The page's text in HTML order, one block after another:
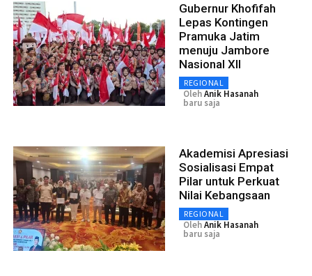
Gubernur Khofifah
Lepas Kontingen
Pramuka Jatim
menuju Jambore
Nasional XII
REGIONAL
OlehAnik Hasanah
baru saja
Akademisi Apresiasi
Sosialisasi Empat
Pilar untuk Perkuat
Nilai Kebangsaan
REGIONAL
OlehAnik Hasanah
baru saja